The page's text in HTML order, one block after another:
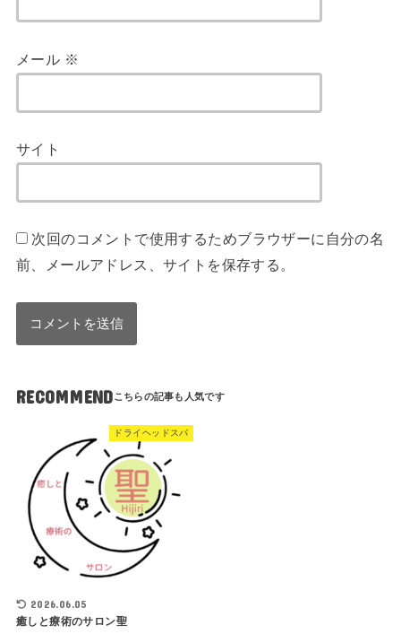
メール ※
サイト
次回のコメントで使用するためブラウザーに自分の名
前、メールアドレス、サイトを保存する。
RECOMMEND
ドライヘッドスパ
2026.06.05
癒しと療術のサロン聖